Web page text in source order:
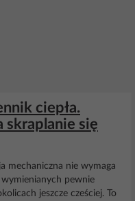
ciepła.
skraplanie się
mechaniczna nie wymaga
pewnie
jeszcze cześciej. To